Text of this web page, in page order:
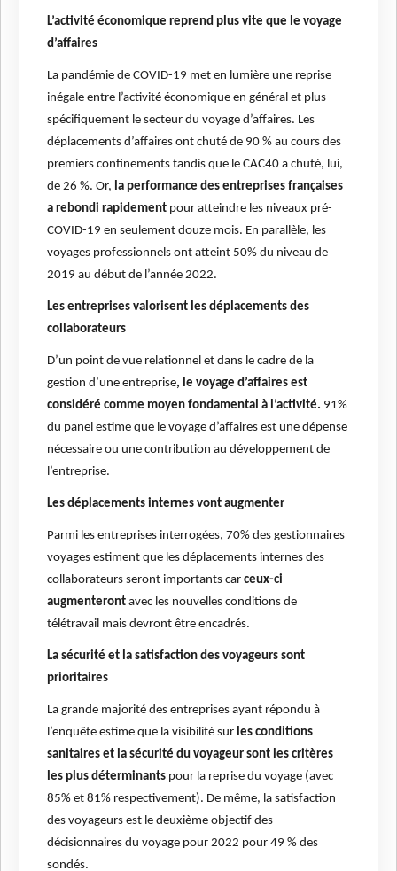
L’activité économique reprend plus vite que le voyage
d’affaires
La pandémie de COVID-19 met en lumière une reprise
inégale entre l’activité économique en général et plus
spécifiquement le secteur du voyage d’affaires. Les
déplacements d’affaires ont chuté de 90 % au cours des
premiers confinements tandis que le CAC40 a chuté, lui,
de 26 %. Or, la performance des entreprises françaises
a rebondi rapidement pour atteindre les niveaux pré-
COVID-19 en seulement douze mois. En parallèle, les
voyages professionnels ont atteint 50% du niveau de
2019 au début de l’année 2022.
Les entreprises valorisent les déplacements des
collaborateurs
D’un point de vue relationnel et dans le cadre de la
gestion d’une entreprise, le voyage d’affaires est
considéré comme moyen fondamental à l’activité. 91%
du panel estime que le voyage d’affaires est une dépense
nécessaire ou une contribution au développement de
l’entreprise.
Les déplacements internes vont augmenter
Parmi les entreprises interrogées, 70% des gestionnaires
voyages estiment que les déplacements internes des
collaborateurs seront importants car ceux-ci
augmenteront avec les nouvelles conditions de
télétravail mais devront être encadrés.
La sécurité et la satisfaction des voyageurs sont
prioritaires
La grande majorité des entreprises ayant répondu à
l’enquête estime que la visibilité sur les conditions
sanitaires et la sécurité du voyageur sont les critères
les plus déterminants pour la reprise du voyage (avec
85% et 81% respectivement). De même, la satisfaction
des voyageurs est le deuxième objectif des
décisionnaires du voyage pour 2022 pour 49 % des
sondés.